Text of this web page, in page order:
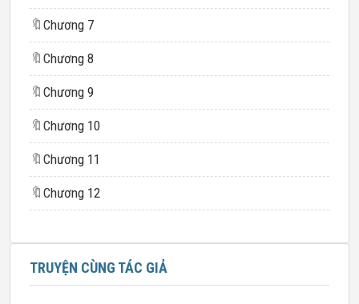
🔖 Chương 7
🔖 Chương 8
🔖 Chương 9
🔖 Chương 10
🔖 Chương 11
🔖 Chương 12
TRUYỆN CÙNG TÁC GIẢ